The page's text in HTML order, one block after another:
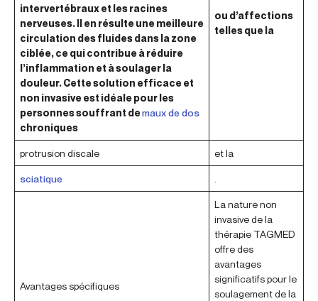
intervertébraux et les racines
nerveuses. Il en résulte une meilleure
circulation des fluides dans la zone
ciblée, ce qui contribue à réduire
l’inflammation et à soulager la
douleur. Cette solution efficace et
non invasive est idéale pour les
personnes souffrant demaux de dos
chroniques
ou d’affections
telles que la
protrusion discale et la
sciatique
Avantages spécifiques
La nature non
invasive de la
thérapie TAGMED
offre des
avantages
significatifs pour le
soulagement de la